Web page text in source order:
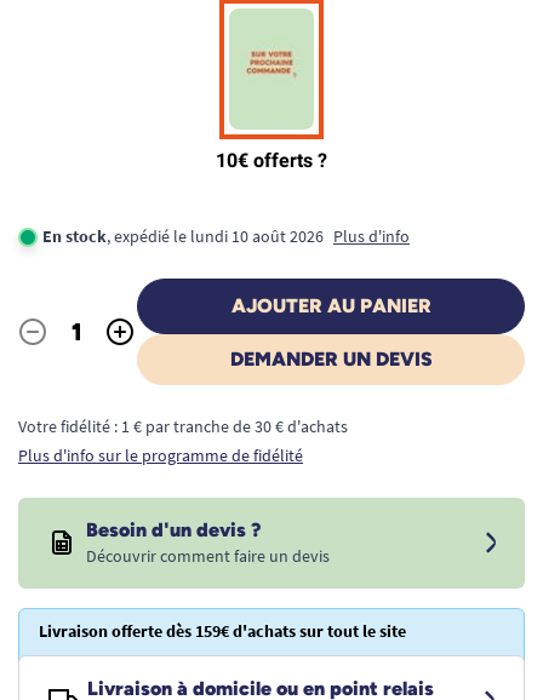
En stock, expédié le lundi 10 août 2026 Plus d'info
Quantité
- +
AJOUTER AU PANIER
DEMANDER UN DEVIS
Votre fidélité : 1 € par tranche de 30 € d'achats
Plus d'info sur le programme de fidélité
Besoin d'un devis ?
Découvrir comment faire un devis
Livraison offerte dès 159€ d'achats sur tout le site
Livraison à domicile ou en point relais